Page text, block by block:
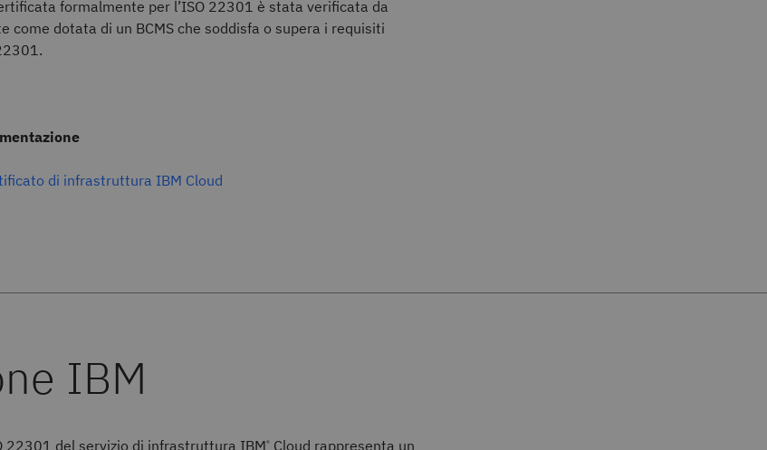
formalmente per l’ISO 22301 è stata verificata da
come dotata di un BCMS che soddisfa o supera i requisiti
di infrastruttura IBM Cloud
22301 del servizio di infrastruttura IBM® Cloud rappresenta un